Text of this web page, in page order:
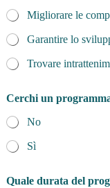
Migliorare le
Garantire lo
Trovare
Cerchi un
No
Sì
Quale durata del